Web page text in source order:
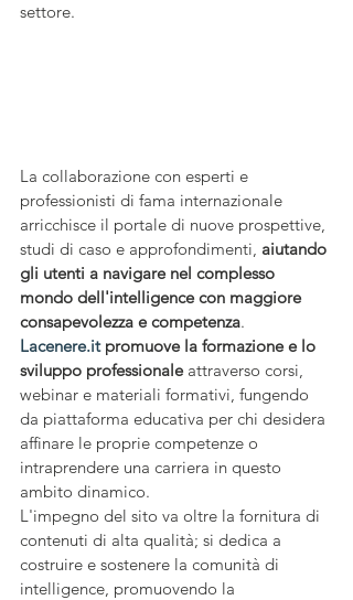
settore.
La collaborazione con esperti e
professionisti di fama internazionale
arricchisce il portale di nuove prospettive,
studi di caso e approfondimenti, aiutando
gli utenti a navigare nel complesso
mondo dell'intelligence con maggiore
consapevolezza e competenza.
Lacenere.it promuove la formazione e lo
sviluppo professionale attraverso corsi,
webinar e materiali formativi, fungendo
da piattaforma educativa per chi desidera
affinare le proprie competenze o
intraprendere una carriera in questo
ambito dinamico.
L'impegno del sito va oltre la fornitura di
contenuti di alta qualità; si dedica a
costruire e sostenere la comunità di
intelligence, promuovendo la